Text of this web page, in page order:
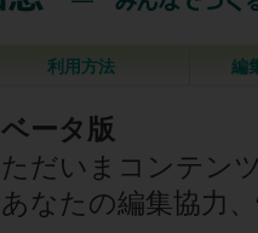
利用方法 編
ベータ版
ただいまコンテン
あなたの編集協力